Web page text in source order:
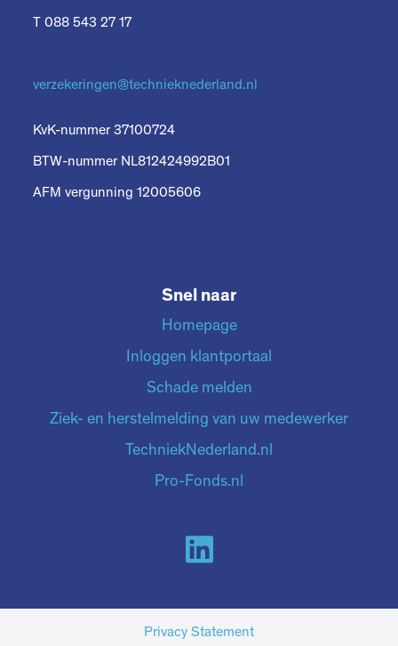
T 088 543 27 17
verzekeringen@technieknederland.nl
KvK-nummer 37100724
BTW-nummer NL812424992B01
AFM vergunning 12005606
Snel naar
Homepage
Inloggen klantportaal
Schade melden
Ziek- en herstelmelding van uw medewerker
TechniekNederland.nl
Pro-Fonds.nl
Privacy Statement